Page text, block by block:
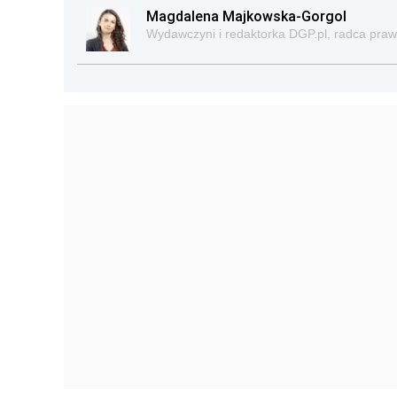
Magdalena Majkowska-Gorgol
Wydawczyni i redaktorka DGP.pl, radca